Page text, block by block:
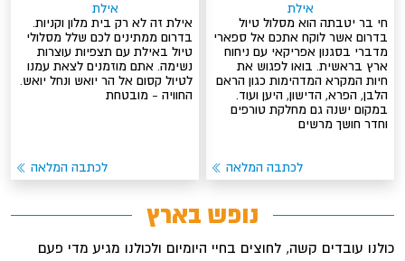
אילת
חי בר יטבתה הוא מסלול טיול
בדרום אשר לוקח אתכם אל ספארי
מדברי בסגנון אפריקאי עם ניחוח
ארץ בראשית. בואו לפגוש את
חיות המקרא המדהימות כגון הראם
הלבן, הפרא, הדישון, היען ועוד.
במקום ישנה גם מחלקת טורפים
וחדר חושך מרשים
לכתבה המלאה
אילת
אילת זה לא רק בית מלון וקניות.
בדרום ממתינים לכם שלל מסלולי
טיול באילת עם תצפיות עוצרות
נשימה. אתם מוזמנים לצאת עמנו
לטיול קסום אל הר יואש ונחל יואש.
החוויה - מובטחת
לכתבה המלאה
נופש בארץ
כולנו עובדים קשה, לחוצים בחיי היומיום ולכולנו מגיע מדי פעם